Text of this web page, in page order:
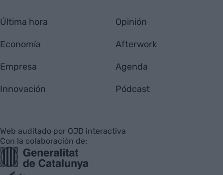
Última hora
Economía
Empresa
Innovación
Opinión
Afterwork
Agenda
Pódcast
Web auditado por OJD interactiva
Con la colaboración de: